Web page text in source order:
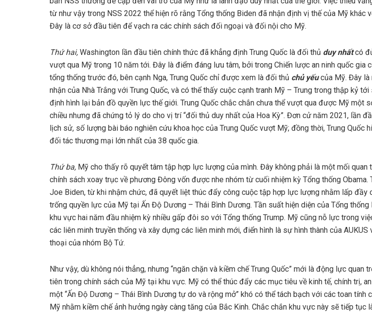
từ như vậy trong NSS 2022 thể hiện rõ rằng Tổng thống Biden đã nhận định vị thế của Mỹ khác
Đây là cơ sở đầu tiên để vạch ra các chính sách đối ngoại và đối nội cho Mỹ.
Thứ hai, Washington lần đầu tiên chính thức đã khẳng định Trung Quốc là đối thủ duy nhấtcó
vượt qua Mỹ trong 10 năm tới. Đây là điểm đáng lưu tâm, bởi trong Chiến lược an ninh quốc gia
tổng thống trước đó, bên cạnh Nga, Trung Quốc chỉ được xem là đối thủ chủ yếucủa Mỹ. Đây là
nhận của Nhà Trắng với Trung Quốc, và có thể thấy cuộc cạnh tranh Mỹ – Trung trong thập kỷ tới
định hình lại bản đồ quyền lực thế giới. Trung Quốc chắc chắn chưa thể vượt qua được Mỹ một
chiều nhưng đã chứng tỏ lý do cho vị trí “đối thủ duy nhất của Hoa Kỳ”. Đơn cử năm 2021, lần
lịch sử, số lượng bài báo nghiên cứu khoa học của Trung Quốc vượt Mỹ; đồng thời, Trung Quốc
đối tác thương mại lớn nhất của 38 quốc gia.
Thứ ba, Mỹ cho thấy rõ quyết tâm tập hợp lực lượng của mình. Đây không phải là một mối quan
chính sách xoay trục về phương Đông vốn được nhe nhóm từ cuối nhiệm kỳ Tổng thống Obama.
Joe Biden, từ khi nhậm chức, đã quyết liệt thúc đẩy công cuộc tập hợp lực lượng nhằm lấp đầy
trống quyền lực của Mỹ tại Ấn Độ Dương – Thái Bình Dương. Tần suất hiện diện của Tổng thống
khu vực hai năm đầu nhiệm kỳ nhiều gấp đôi so với Tổng thống Trump. Mỹ cũng nỗ lực trong
các liên minh truyền thống và xây dựng các liên minh mới, điển hình là sự hình thành của
thoại của nhóm Bộ Tứ.
Như vậy, dù không nói thẳng, nhưng “ngăn chặn và kiềm chế Trung Quốc” mới là động lực quan
tiên trong chính sách của Mỹ tại khu vực. Mỹ có thể thúc đẩy các mục tiêu về kinh tế, chính trị,
một “Ấn Độ Dương – Thái Bình Dương tự do và rộng mở” khó có thể tách bạch với các toan tính
Mỹ nhằm kiềm chế ảnh hưởng ngày càng tăng của Bắc Kinh. Chắc chắn khu vực này sẽ tiếp tục